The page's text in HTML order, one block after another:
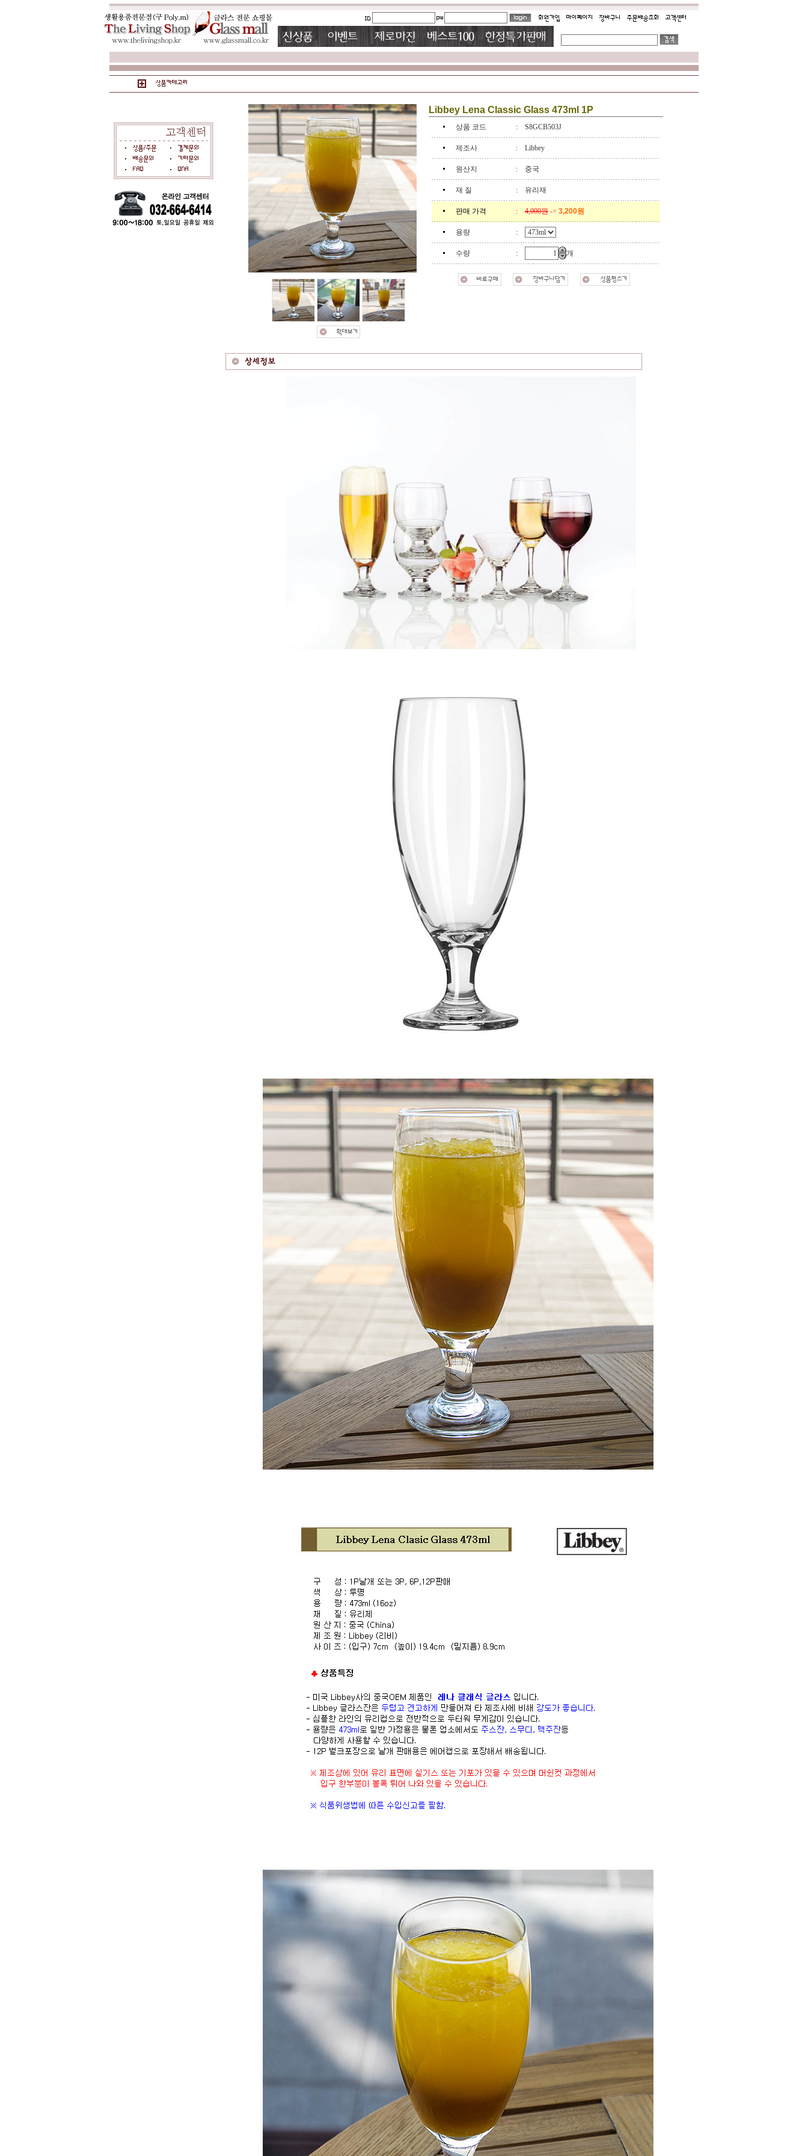
Libbey Lena Classic Glass 473ml 1P
상품 코드 : S8GCB503J
제조사 : Libbey
원산지 : 중국
재 질 : 유리재
판매 가격 : 4,000원 -> 3,200원
용량 :
수량 : 개